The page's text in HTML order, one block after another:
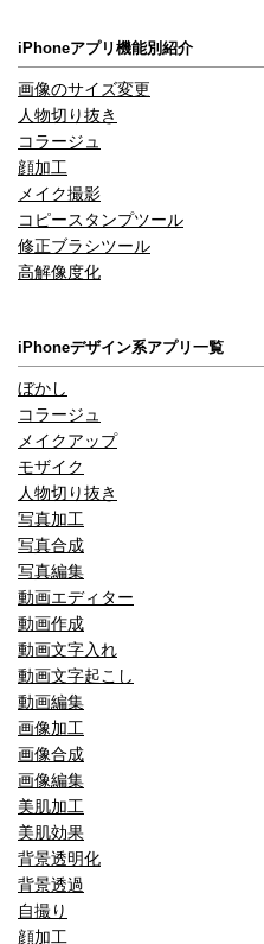
iPhoneアプリ機能別紹介
画像のサイズ変更
人物切り抜き
コラージュ
顔加工
メイク撮影
コピースタンプツール
修正ブラシツール
高解像度化
iPhoneデザイン系アプリ一覧
ぼかし
コラージュ
メイクアップ
モザイク
人物切り抜き
写真加工
写真合成
写真編集
動画エディター
動画作成
動画文字入れ
動画文字起こし
動画編集
画像加工
画像合成
画像編集
美肌加工
美肌効果
背景透明化
背景透過
自撮り
顔加工